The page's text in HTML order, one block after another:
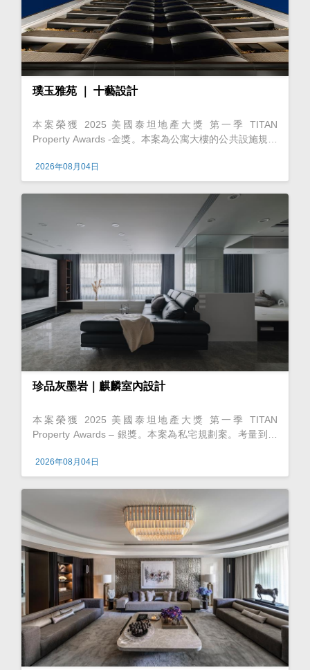
璞玉雅苑 ｜ 十藝設計
本案榮獲 2025 美國泰坦地產大獎 第一季 TITAN
Property Awards -金獎。本案為公寓大樓的公共設施規劃
有眾多埤塘及田野阡陌，帶
2026年08月04日
珍品灰墨岩｜麒麟室內設計
本案榮獲 2025 美國泰坦地產大獎 第一季 TITAN
Property Awards – 銀獎。本案為私宅規劃案。考量到家
不僅帶來寬闊的活動空間，
2026年08月04日